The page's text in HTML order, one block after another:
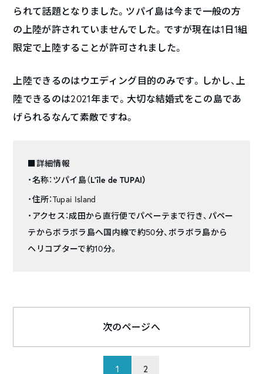
られて話題となりました。ツパイ島は今まで一般の方
の上陸が許されていませんでした。ですが現在は1日1組
限定で上陸することが許可されました。
上陸できるのはウエディング目的のみです。しかし、上
陸できるのは2021年まで。大切な結婚式をこの島であ
げられるなんて素敵ですね。
■詳細情報
・名称：ツパイ島（L’île de TUPAI）
・住所：Tupai Island
・アクセス：成田から直行便でパペーテまで行き、パペー
テからボラボラ島ヘ国内線で約50分、ボラボラ島から
ヘリコプターで約10分。
1 2
次のページへ